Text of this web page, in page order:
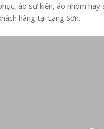
áo sự kiện, áo nhóm
hàng tại Lạng Sơn.